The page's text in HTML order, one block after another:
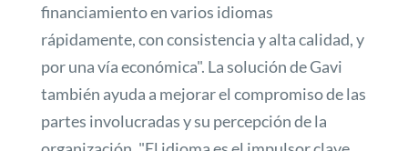
financiamiento en varios idiomas
rápidamente, con consistencia y alta calidad, y
por una vía económica". La solución de Gavi
también ayuda a mejorar el compromiso de las
partes involucradas y su percepción de la